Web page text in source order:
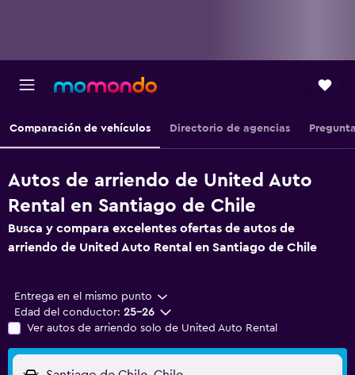
Comparación de vehículos Directorio de agencias
Autos de arriendo de United Auto
Rental en Santiago de Chile
Busca y compara excelentes ofertas de autos de
arriendo de United Auto Rental en Santiago de Chile
Entrega en el mismo punto
Edad del conductor: 25-26
Ver autos de arriendo solo de United Auto Rental